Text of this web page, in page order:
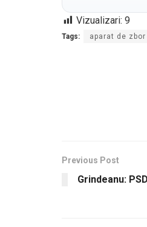
Vizualizari: 9
Tags: aparat de
Previous Post
Grindeanu: